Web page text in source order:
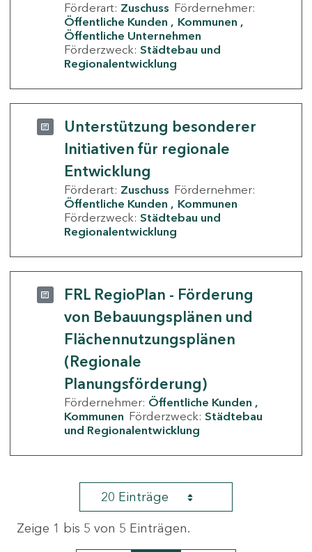
Förderart: Zuschuss Fördernehmer:
Öffentliche Kunden
Kommunen
Öffentliche Unternehmen
Förderzweck: Städtebau und
Regionalentwicklung
Unterstützung besonderer
Initiativen für regionale
Entwicklung
Förderart: Zuschuss Fördernehmer:
Öffentliche Kunden
Kommunen
Förderzweck: Städtebau und
Regionalentwicklung
FRL RegioPlan - Förderung
von Bebauungsplänen und
Flächennutzungsplänen
(Regionale
Planungsförderung)
Fördernehmer: Öffentliche Kunden
Kommunen Förderzweck: Städtebau
und Regionalentwicklung
20 Einträge
Zeige 1 bis 5 von 5 Einträgen.